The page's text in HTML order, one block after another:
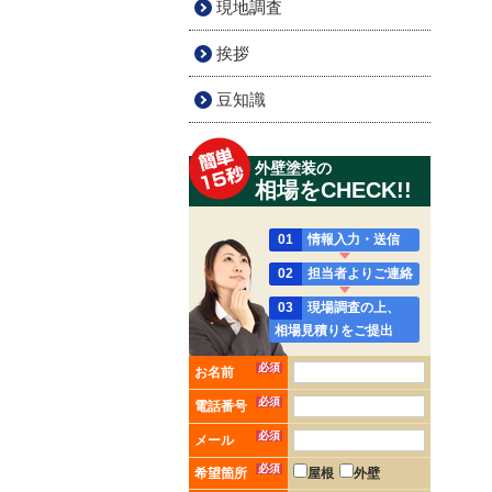
現地調査
挨拶
豆知識
外壁塗装の
相場をCHECK!!
01 情報入力・送信
02 担当者よりご連絡
03
現場調査の上、
相場見積りをご提出
お名前 必須
電話番号 必須
メール 必須
希望箇所 必須 屋根 外壁